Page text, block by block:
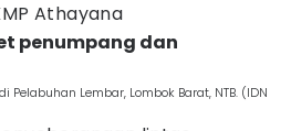
Athayana
penumpang dan
Lembar, Lombok Barat, NTB. (IDN